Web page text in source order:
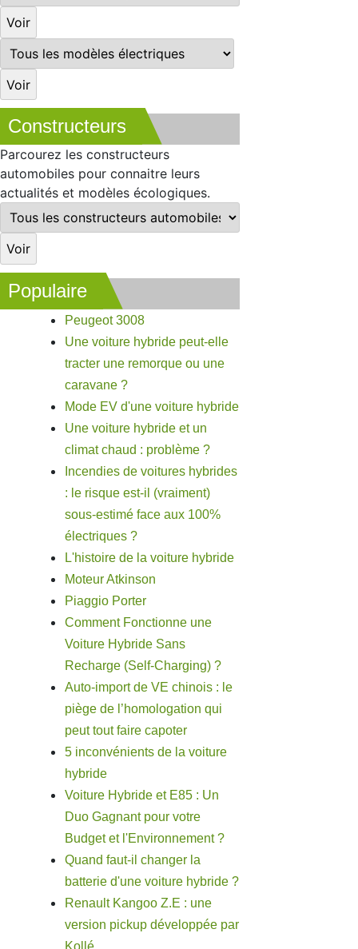
Constructeurs
Parcourez les constructeurs
automobiles pour connaitre leurs
actualités et modèles écologiques.
Populaire
Peugeot 3008
Une voiture hybride peut-elle
tracter une remorque ou une
caravane ?
Mode EV d'une voiture hybride
Une voiture hybride et un
climat chaud : problème ?
Incendies de voitures hybrides
: le risque est-il (vraiment)
sous-estimé face aux 100%
électriques ?
L'histoire de la voiture hybride
Moteur Atkinson
Piaggio Porter
Comment Fonctionne une
Voiture Hybride Sans
Recharge (Self-Charging) ?
Auto-import de VE chinois : le
piège de l’homologation qui
peut tout faire capoter
5 inconvénients de la voiture
hybride
Voiture Hybride et E85 : Un
Duo Gagnant pour votre
Budget et l'Environnement ?
Quand faut-il changer la
batterie d'une voiture hybride ?
Renault Kangoo Z.E : une
version pickup développée par
Kollé